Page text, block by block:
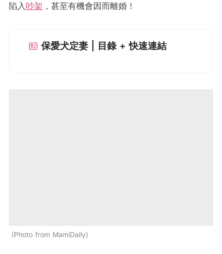
陷入 吵架 ，甚至有機會因而離婚！
保愛犬定妻 | 目錄 + 快速連結
Photo from MamiDaily